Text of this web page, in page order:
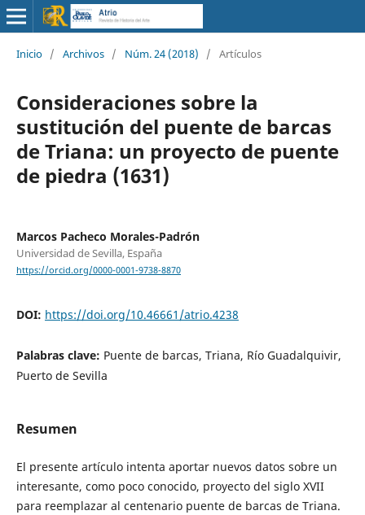
Inicio / Archivos / Núm. 24 (2018) / Artículos
Consideraciones sobre la
sustitución del puente de barcas
de Triana: un proyecto de puente
de piedra (1631)
Marcos Pacheco Morales-Padrón
Universidad de Sevilla, España
https://orcid.org/0000-0001-9738-8870
DOI: https://doi.org/10.46661/atrio.4238
Palabras clave: Puente de barcas, Triana, Río Guadalquivir,
Puerto de Sevilla
Resumen
El presente artículo intenta aportar nuevos datos sobre un
interesante, como poco conocido, proyecto del siglo XVII
para reemplazar al centenario puente de barcas de Triana.